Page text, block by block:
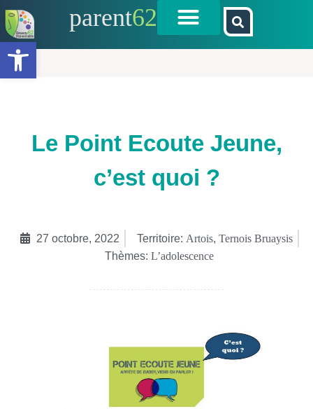
Ouvrir la barre d’outils
parent62
Le Point Ecoute Jeune,
c’est quoi ?
27 octobre, 2022 Territoire: Artois, Ternois Bruaysis
Thèmes: L’adolescence